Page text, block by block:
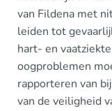
van Fildena met
leiden tot
hart- en
oogproblemen
rapporteren van
van de veiligheid